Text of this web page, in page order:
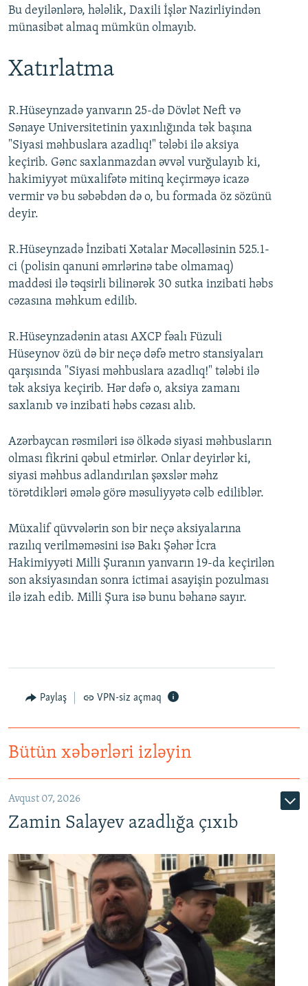
Bu deyilənlərə, hələlik, Daxili İşlər Nazirliyindən
münasibət almaq mümkün olmayıb.
Xatırlatma
R.Hüseynzadə yanvarın 25-də Dövlət Neft və
Sənaye Universitetinin yaxınlığında tək başına
"Siyasi məhbuslara azadlıq!" tələbi ilə aksiya
keçirib. Gənc saxlanmazdan əvvəl vurğulayıb ki,
hakimiyyət müxalifətə mitinq keçirməyə icazə
vermir və bu səbəbdən də o, bu formada öz sözünü
deyir.
R.Hüseynzadə İnzibati Xətalar Məcəlləsinin 525.1-
ci (polisin qanuni əmrlərinə tabe olmamaq)
maddəsi ilə təqsirli bilinərək 30 sutka inzibati həbs
cəzasına məhkum edilib.
R.Hüseynzadənin atası AXCP fəalı Füzuli
Hüseynov özü də bir neçə dəfə metro stansiyaları
qarşısında "Siyasi məhbuslara azadlıq!" tələbi ilə
tək aksiya keçirib. Hər dəfə o, aksiya zamanı
saxlanıb və inzibati həbs cəzası alıb.
Azərbaycan rəsmiləri isə ölkədə siyasi məhbusların
olması fikrini qəbul etmirlər. Onlar deyirlər ki,
siyasi məhbus adlandırılan şəxslər məhz
törətdikləri əmələ görə məsuliyyətə cəlb ediliblər.
Müxalif qüvvələrin son bir neçə aksiyalarına
razılıq verilməməsini isə Bakı Şəhər İcra
Hakimiyyəti Milli Şuranın yanvarın 19-da keçirilən
son aksiyasından sonra ictimai asayişin pozulması
ilə izah edib. Milli Şura isə bunu bəhanə sayır.
Paylaş VPN-siz açmaq
Bütün xəbərləri izləyin
Avqust 07, 2026
Zamin Salayev azadlığa çıxıb